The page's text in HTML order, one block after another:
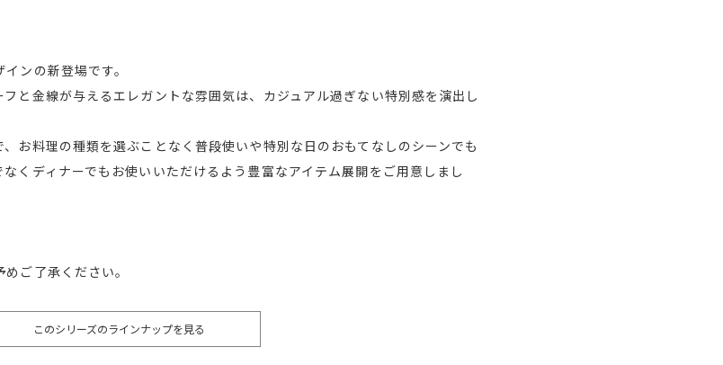
ンの新登場です。
と金線が与えるエレガントな雰囲気は、カジュアル過ぎない特別感を演出し
お料理の種類を選ぶことなく普段使いや特別な日のおもてなしのシーンでも
くディナーでもお使いいただけるよう豊富なアイテム展開をご用意しまし
ご了承ください。
このシリーズのラインナップを見る